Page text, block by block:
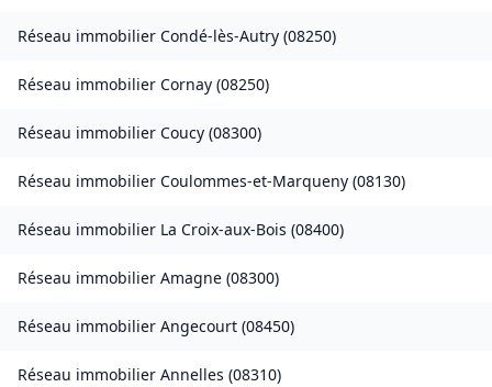
Réseau immobilier Condé-lès-Autry (08250)
Réseau immobilier Cornay (08250)
Réseau immobilier Coucy (08300)
Réseau immobilier Coulommes-et-Marqueny (08130)
Réseau immobilier La Croix-aux-Bois (08400)
Réseau immobilier Amagne (08300)
Réseau immobilier Angecourt (08450)
Réseau immobilier Annelles (08310)